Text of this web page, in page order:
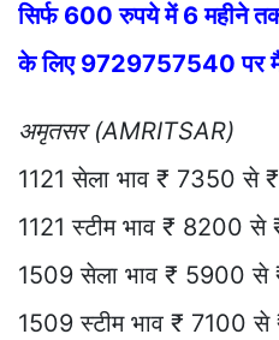
सिर्फ 600 रुपये में 6 महीने
के लिए 9729757540 पर
अमृतसर (AMRITSAR)
1121 सेला भाव ₹ 7350 से
1121 स्टीम भाव ₹ 8200 से
1509 सेला भाव ₹ 5900 से
1509 स्टीम भाव ₹ 7100 से